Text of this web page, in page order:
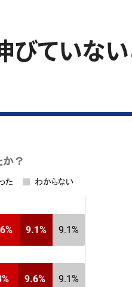
びていな